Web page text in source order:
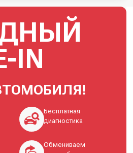
IN
Бесплатная
диагностика
Обмениваем